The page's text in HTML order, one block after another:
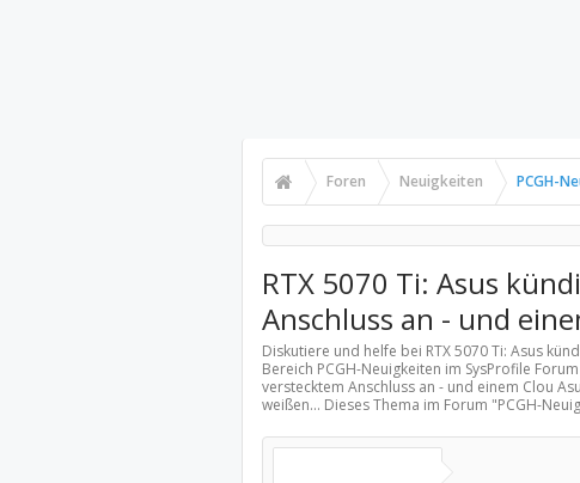
Foren Neuigkeiten PCGH-
RTX 5070 Ti: Asus
Anschluss an - und
Diskutiere und helfe bei RTX 5070 Ti: Asus
Bereich PCGH-Neuigkeiten im SysProfile
verstecktem Anschluss an - und einem Clou
weißen... Dieses Thema im Forum "PCGH-